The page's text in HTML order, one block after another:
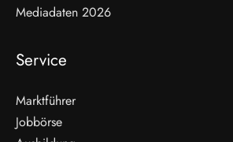
Mediadaten 2026
Service
Marktführer
Jobbörse